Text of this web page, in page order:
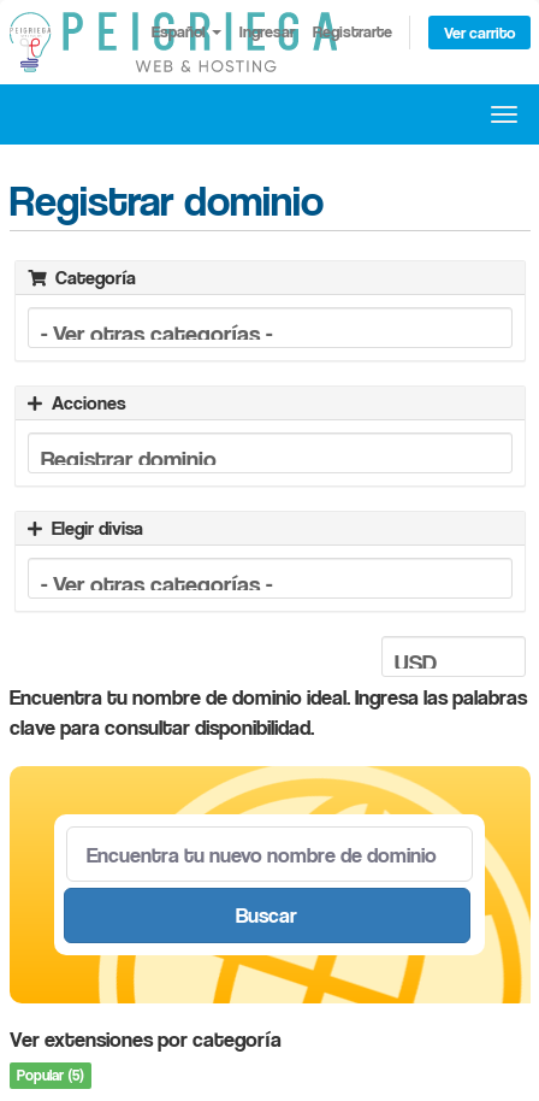
Español Ingresar Registrarte Ver carrito
Registrar dominio
Categoría
Acciones
Elegir divisa
Encuentra tu nombre de dominio ideal. Ingresa las palabras
clave para consultar disponibilidad.
Buscar
Ver extensiones por categoría
Popular (5)